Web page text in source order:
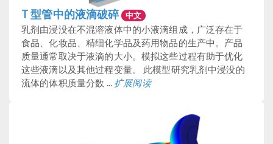
T 型管中的液滴破碎 中文
乳剂由浸没在不混溶液体中的小液滴组成，广泛存在于
食品、化妆品、精细化学品及药用物品的生产中。产品
质量通常取决于液滴的大小。模拟这些过程有助于优化
这些液滴以及其他过程变量。 此模型研究乳剂中浸没的
流体的体积质量分数 ... 扩展阅读